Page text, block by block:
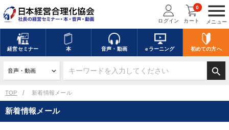
menu
メニュー
ログイン カート
0
経営セミナー 本 音声・動画 eラーニング 初めての方へ
search
キーワードを入力して探す
デジタル版対応のみ検索結果に表示する
search
TOP 新着情報メール
新着情報メール